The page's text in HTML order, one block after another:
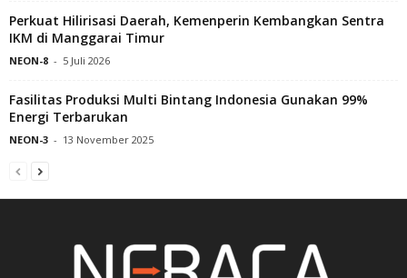
Perkuat Hilirisasi Daerah, Kemenperin Kembangkan Sentra
IKM di Manggarai Timur
NEON-8 - 5 Juli 2026
Fasilitas Produksi Multi Bintang Indonesia Gunakan 99%
Energi Terbarukan
NEON-3 - 13 November 2025